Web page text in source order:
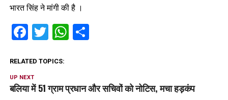
भारत सिंह ने मांगी की है ।
Facebook
TwitterWhatsApp
Share
RELATED TOPICS:
UP NEXT
बलिया में 51 ग्राम प्रधान और सचिवों को नोटिस, मचा हड़कंप